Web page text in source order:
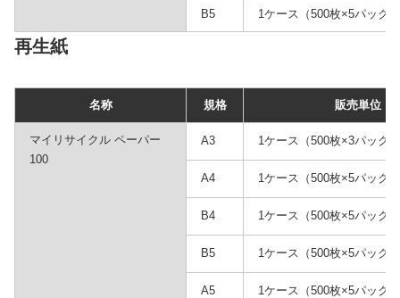
B5 1ケース（500枚×5パック）
再生紙
名称 規格 販売単位
マイリサイクル ペーパー
100
A3 1ケース（500枚×3パック）
A4 1ケース（500枚×5パック）
B4 1ケース（500枚×5パック）
B5 1ケース（500枚×5パック）
A5 1ケース（500枚×5パック）